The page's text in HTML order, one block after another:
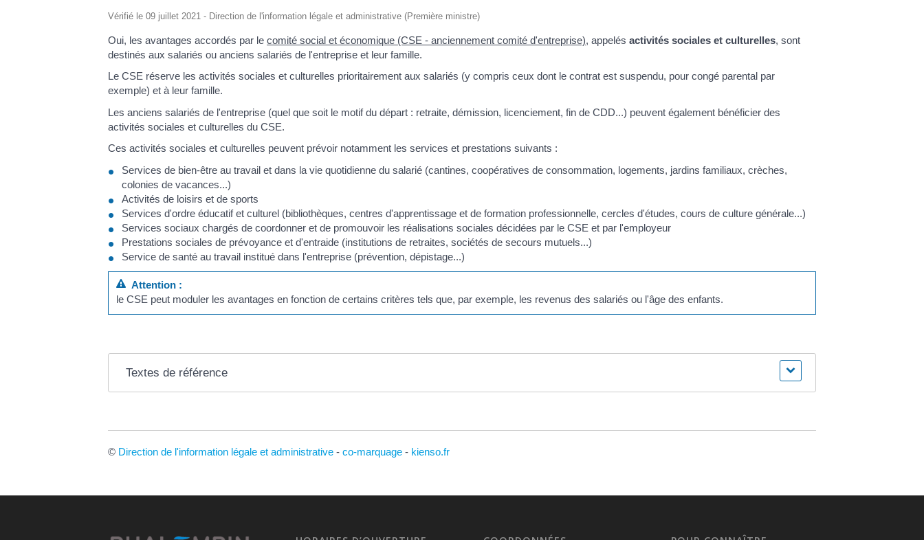
Vérifié le 09 juillet 2021 - Direction de l'information légale et administrative (Première ministre)
Oui, les avantages accordés par le comité social et économique (CSE - anciennement comité d'entreprise), appelés activités sociales et culturelles, sont
destinés aux salariés ou anciens salariés de l'entreprise et leur famille.
Le CSE réserve les activités sociales et culturelles prioritairement aux salariés (y compris ceux dont le contrat est suspendu, pour congé parental par
exemple) et à leur famille.
Les anciens salariés de l'entreprise (quel que soit le motif du départ : retraite, démission, licenciement, fin de CDD...) peuvent également bénéficier des
activités sociales et culturelles du CSE.
Ces activités sociales et culturelles peuvent prévoir notamment les services et prestations suivants :
Services de bien-être au travail et dans la vie quotidienne du salarié (cantines, coopératives de consommation, logements, jardins familiaux, crèches,
colonies de vacances...)
Activités de loisirs et de sports
Services d'ordre éducatif et culturel (bibliothèques, centres d'apprentissage et de formation professionnelle, cercles d'études, cours de culture générale...)
Services sociaux chargés de coordonner et de promouvoir les réalisations sociales décidées par le CSE et par l'employeur
Prestations sociales de prévoyance et d'entraide (institutions de retraites, sociétés de secours mutuels...)
Service de santé au travail institué dans l'entreprise (prévention, dépistage...)
Attention :
le CSE peut moduler les avantages en fonction de certains critères tels que, par exemple, les revenus des salariés ou l'âge des enfants.
Textes de référence
© Direction de l'information légale et administrative - co-marquage - kienso.fr